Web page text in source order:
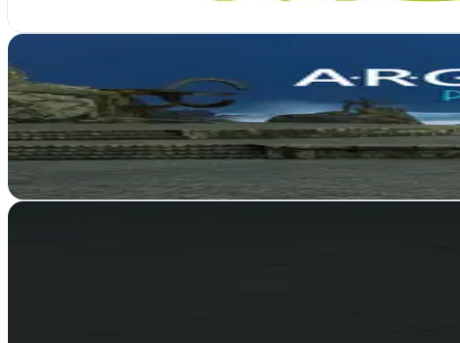
Ver ficha
A.R.G. media
Lasarte-Oria, Guipúzcoa
En Lasarte-Oria transformamos presencia online con hosting confiable y
Ver ficha completa